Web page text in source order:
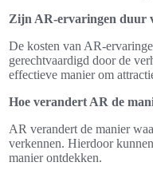
Zijn AR-ervaringen duur
De kosten van AR-
gerechtvaardigd door de
effectieve manier om
Hoe verandert AR de
AR verandert de manier
verkennen. Hierdoor
manier ontdekken.